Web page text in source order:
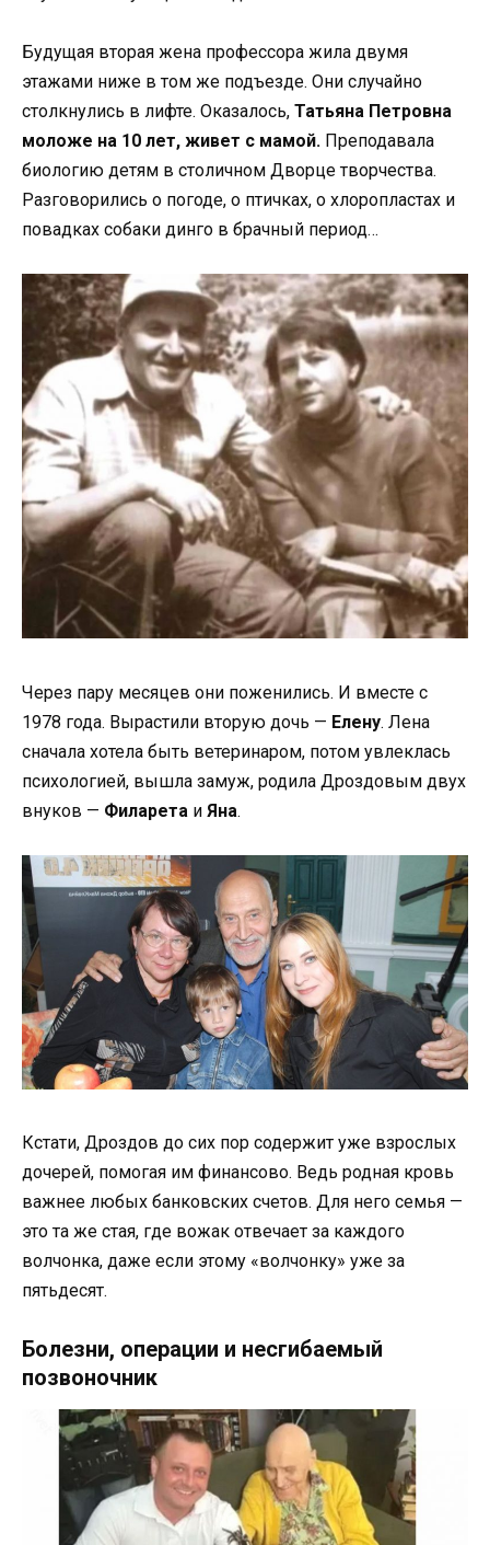
Будущая вторая жена профессора жила двумя
этажами ниже в том же подъезде. Они случайно
столкнулись в лифте. Оказалось, Татьяна Петровна
моложе на 10 лет, живет с мамой. Преподавала
биологию детям в столичном Дворце творчества.
Разговорились о погоде, о птичках, о хлоропластах и
повадках собаки динго в брачный период…
Через пару месяцев они поженились. И вместе с
1978 года. Вырастили вторую дочь — Елену. Лена
сначала хотела быть ветеринаром, потом увлеклась
психологией, вышла замуж, родила Дроздовым двух
внуков — Филарета и Яна.
Кстати, Дроздов до сих пор содержит уже взрослых
дочерей, помогая им финансово. Ведь родная кровь
важнее любых банковских счетов. Для него семья —
это та же стая, где вожак отвечает за каждого
волчонка, даже если этому «волчонку» уже за
пятьдесят.
Болезни, операции и несгибаемый
позвоночник